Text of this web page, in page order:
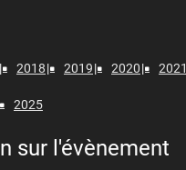
2018 2019 2020 2021
2025
sur l'évènement